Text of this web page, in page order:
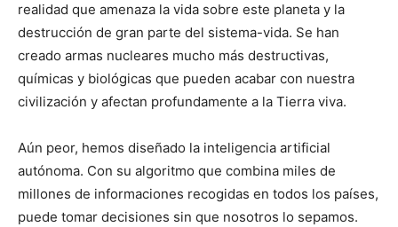
realidad que amenaza la vida sobre este planeta y la
destrucción de gran parte del sistema-vida. Se han
creado armas nucleares mucho más destructivas,
químicas y biológicas que pueden acabar con nuestra
civilización y afectan profundamente a la Tierra viva.
Aún peor, hemos diseñado la inteligencia artificial
autónoma. Con su algoritmo que combina miles de
millones de informaciones recogidas en todos los países,
puede tomar decisiones sin que nosotros lo sepamos.